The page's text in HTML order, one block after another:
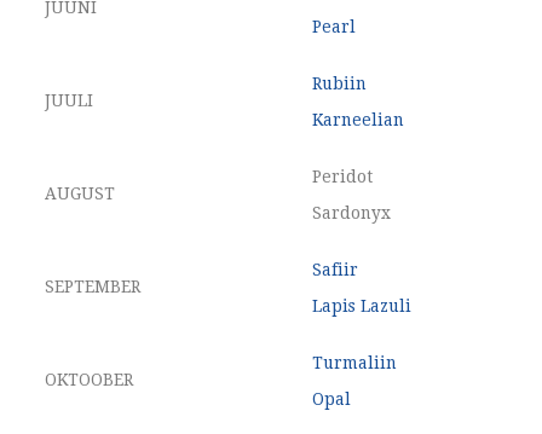
JUUNI
Pearl
JUULI
Rubiin
Karneelian
AUGUST
Peridot
Sardonyx
SEPTEMBER
Safiir
Lapis Lazuli
OKTOOBER
Turmaliin
Opal